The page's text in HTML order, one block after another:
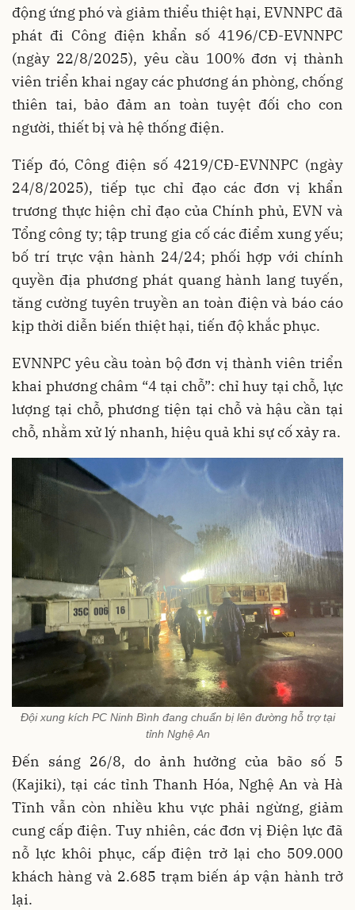
động ứng phó và giảm thiểu thiệt hại, EVNNPC đã
phát đi Công điện khẩn số 4196/CĐ-EVNNPC
(ngày 22/8/2025), yêu cầu 100% đơn vị thành
viên triển khai ngay các phương án phòng, chống
thiên tai, bảo đảm an toàn tuyệt đối cho con
người, thiết bị và hệ thống điện.
Tiếp đó, Công điện số 4219/CĐ-EVNNPC (ngày
24/8/2025), tiếp tục chỉ đạo các đơn vị khẩn
trương thực hiện chỉ đạo của Chính phủ, EVN và
Tổng công ty; tập trung gia cố các điểm xung yếu;
bố trí trực vận hành 24/24; phối hợp với chính
quyền địa phương phát quang hành lang tuyến,
tăng cường tuyên truyền an toàn điện và báo cáo
kịp thời diễn biến thiệt hại, tiến độ khắc phục.
EVNNPC yêu cầu toàn bộ đơn vị thành viên triển
khai phương châm “4 tại chỗ”: chỉ huy tại chỗ, lực
lượng tại chỗ, phương tiện tại chỗ và hậu cần tại
chỗ, nhằm xử lý nhanh, hiệu quả khi sự cố xảy ra.
Đội xung kích PC Ninh Bình đang chuẩn bị lên đường hỗ trợ tại
tỉnh Nghệ An
Đến sáng 26/8, do ảnh hưởng của bão số 5
(Kajiki), tại các tỉnh Thanh Hóa, Nghệ An và Hà
Tĩnh vẫn còn nhiều khu vực phải ngừng, giảm
cung cấp điện. Tuy nhiên, các đơn vị Điện lực đã
nỗ lực khôi phục, cấp điện trở lại cho 509.000
khách hàng và 2.685 trạm biến áp vận hành trở
lại.